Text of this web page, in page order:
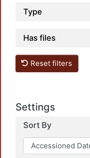
Type
Has files
Reset filters
Settings
Sort By